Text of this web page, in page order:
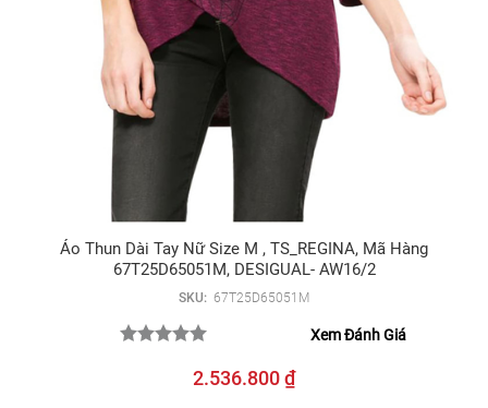
Áo Thun Dài Tay Nữ Size M , TS_REGINA, Mã Hàng
67T25D65051M, DESIGUAL- AW16/2
SKU: 67T25D65051M
Xem Đánh Giá
2.536.800 ₫